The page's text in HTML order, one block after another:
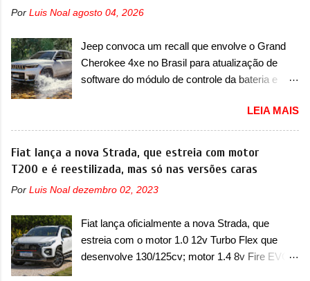
primeiras imagens teaser do A05, que nas
esportiva, o A05s. Previsto para ser lançado
ainda neste ano na China, o compacto elétrico
colocará a Leapmotor para concorrer com uma
BYD Dolphin e Geely EX2. Visualmente, o A05
conta com um design já visto por outros
modelos da marca, em especial do SUV
compacto A10. Basicamente sendo o hatch do
SUV, o A05 nasce com um design que está
possui faróis com um desenho mais retangular,
com um pequeno prolongamento para as
laterais. Os faróis cont...
Por Luis Noal agosto 04, 2026
Jeep convoca um recall que envolve o Grand
Cherokee 4xe no Brasil para atualização de
software do módulo de controle da bateria e
Jeep convocou no dia 10 de outubro de 2025
um chamado que envolve os proprietários do
Grand Cherokee 4xe, em sua versão única
Limited, com unidades de ano/modelo 2023 e
unidades afetadas precisam retornar a uma
dois problemas. O primeiro deles será uma
atualização do software do módulo de controle
da bateria (AHCP e HCP). Para alguns veículos
LEIA MAIS
Fiat lança a nova Strada, que estreia com motor
T200 e é reestilizada, mas só nas versões caras
Por Luis Noal dezembro 02, 2023
Fiat lança oficialmente a nova Strada, que
estreia com o motor 1.0 12v Turbo Flex que
desenvolve 130/125cv; motor 1.4 8v Fire EVO